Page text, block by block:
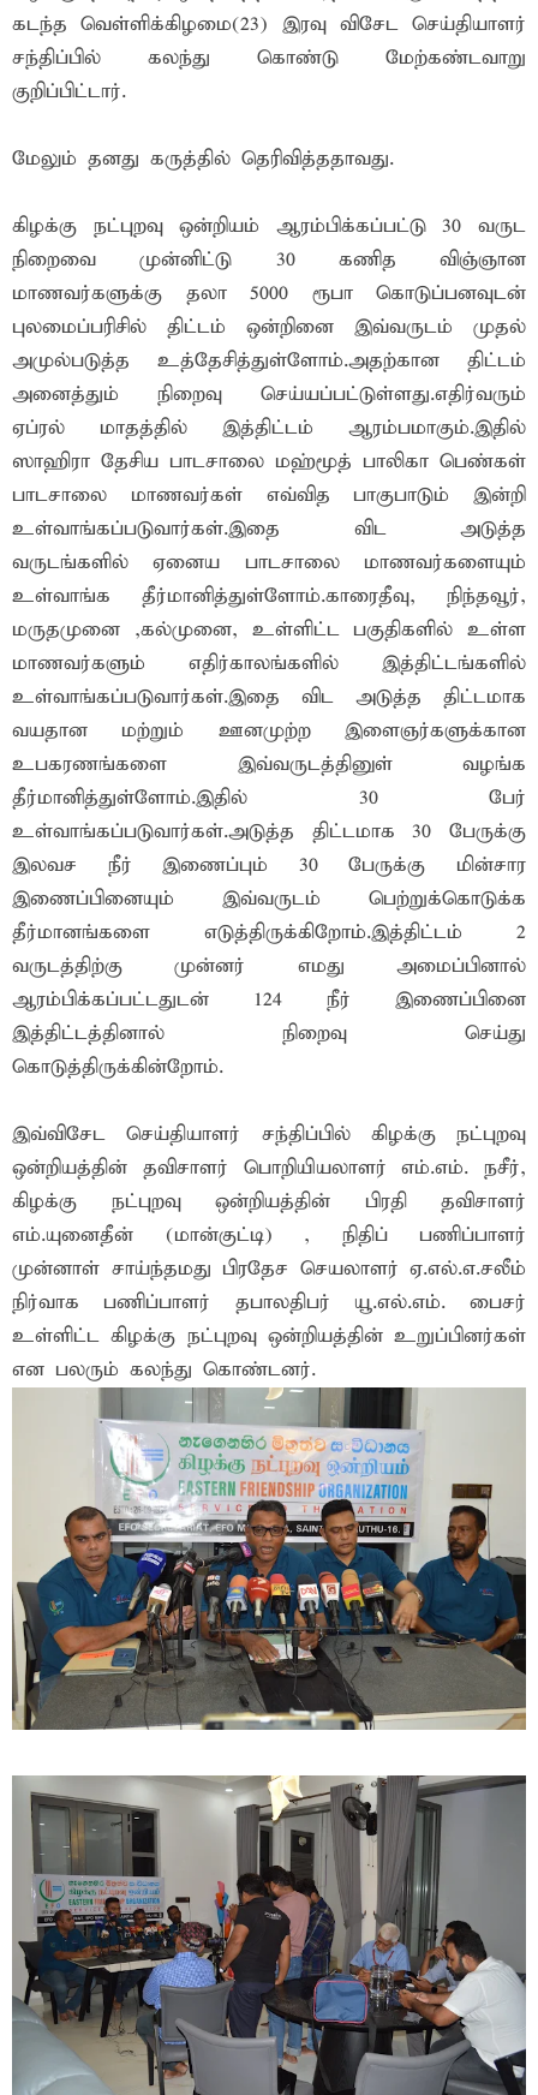
கடந்த வெள்ளிக்கிழமை(23) இரவு விசேட செய்தியாளர்
சந்திப்பில் கலந்து கொண்டு மேற்கண்டவாறு
குறிப்பிட்டார்.
மேலும் தனது கருத்தில் தெரிவித்ததாவது.
கிழக்கு நட்புறவு ஒன்றியம் ஆரம்பிக்கப்பட்டு 30 வருட
நிறைவை முன்னிட்டு 30 கணித விஞ்ஞான
மாணவர்களுக்கு தலா 5000 ரூபா கொடுப்பனவுடன்
புலமைப்பரிசில் திட்டம் ஒன்றினை இவ்வருடம் முதல்
அமுல்படுத்த உத்தேசித்துள்ளோம்.அதற்கான திட்டம்
அனைத்தும் நிறைவு செய்யப்பட்டுள்ளது.எதிர்வரும்
ஏப்ரல் மாதத்தில் இத்திட்டம் ஆரம்பமாகும்.இதில்
ஸாஹிரா தேசிய பாடசாலை மஹ்மூத் பாலிகா பெண்கள்
பாடசாலை மாணவர்கள் எவ்வித பாகுபாடும் இன்றி
உள்வாங்கப்படுவார்கள்.இதை விட அடுத்த
வருடங்களில் ஏனைய பாடசாலை மாணவர்களையும்
உள்வாங்க தீர்மானித்துள்ளோம்.காரைதீவு, நிந்தவூர்,
மருதமுனை ,கல்முனை, உள்ளிட்ட பகுதிகளில் உள்ள
மாணவர்களும் எதிர்காலங்களில் இத்திட்டங்களில்
உள்வாங்கப்படுவார்கள்.இதை விட அடுத்த திட்டமாக
வயதான மற்றும் ஊனமுற்ற இளைஞர்களுக்கான
உபகரணங்களை இவ்வருடத்தினுள் வழங்க
தீர்மானித்துள்ளோம்.இதில் 30 பேர்
உள்வாங்கப்படுவார்கள்.அடுத்த திட்டமாக 30 பேருக்கு
இலவச நீர் இணைப்பும் 30 பேருக்கு மின்சார
இணைப்பினையும் இவ்வருடம் பெற்றுக்கொடுக்க
தீர்மானங்களை எடுத்திருக்கிறோம்.இத்திட்டம் 2
வருடத்திற்கு முன்னர் எமது அமைப்பினால்
ஆரம்பிக்கப்பட்டதுடன் 124 நீர் இணைப்பினை
இத்திட்டத்தினால் நிறைவு செய்து
கொடுத்திருக்கின்றோம்.
இவ்விசேட செய்தியாளர் சந்திப்பில் கிழக்கு நட்புறவு
ஒன்றியத்தின் தவிசாளர் பொறியியலாளர் எம்.எம். நசீர்,
கிழக்கு நட்புறவு ஒன்றியத்தின் பிரதி தவிசாளர்
எம்.யுனைதீன் (மான்குட்டி) , நிதிப் பணிப்பாளர்
முன்னாள் சாய்ந்தமது பிரதேச செயலாளர் ஏ.எல்.எ.சலீம்
நிர்வாக பணிப்பாளர் தபாலதிபர் யூ.எல்.எம். பைசர்
உள்ளிட்ட கிழக்கு நட்புறவு ஒன்றியத்தின் உறுப்பினர்கள்
என பலரும் கலந்து கொண்டனர்.